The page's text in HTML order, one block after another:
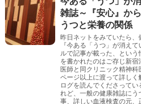
雑誌～『安心』か
うつと栄養の関係
昨日ネットをみていたら、
『今ある「うつ」が消え
ルで記事が載った、とい
を書かれたのはご存じ新
医師と同クリニック精神
ページ以上に渡って詳し
ログを読んでくださって
れど、一般の健康雑誌に
事、詳しい血液検査の元